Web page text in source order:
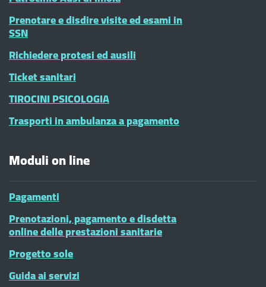
Prenotare e disdire visite ed esami in
SSN
Richiedere protesi ed ausili
Ticket sanitari
TIROCINI PSICOLOGIA
Trasporti in ambulanza a pagamento
Moduli on line
Pagamenti
Prenotazioni, pagamento e disdetta
online delle prestazioni sanitarie
Progetto sole
Guida ai servizi